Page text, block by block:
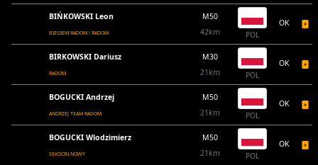
BIŃKOWSKI Leon
BIEGIEM RADOM ! RADOM
M50
42km
POL
OK
BIRKOWSKI Dariusz
RADOM
M30
21km
POL
OK
BOGUCKI Andrzej
ANDRZEJ TEAM RADOM
M50
21km
POL
OK
BOGUCKI Wlodzimierz
SEKOCIN NOWY
M50
21km
POL
OK